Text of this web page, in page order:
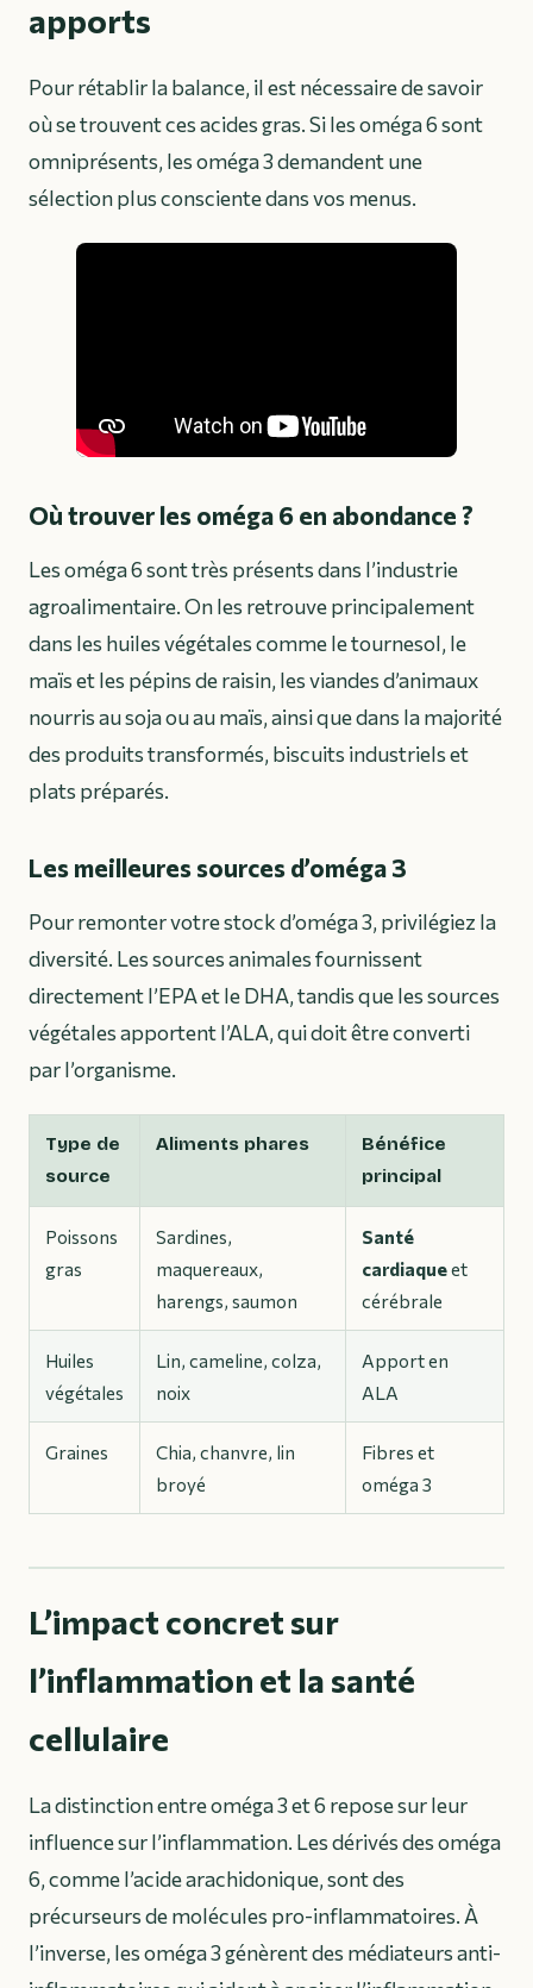
apports
Pour rétablir la balance, il est nécessaire de savoir
où se trouvent ces acides gras. Si les oméga 6 sont
omniprésents, les oméga 3 demandent une
sélection plus consciente dans vos menus.
Où trouver les oméga 6 en abondance ?
Les oméga 6 sont très présents dans l’industrie
agroalimentaire. On les retrouve principalement
dans les huiles végétales comme le tournesol, le
maïs et les pépins de raisin, les viandes d’animaux
nourris au soja ou au maïs, ainsi que dans la majorité
des produits transformés, biscuits industriels et
plats préparés.
Les meilleures sources d’oméga 3
Pour remonter votre stock d’oméga 3, privilégiez la
diversité. Les sources animales fournissent
directement l’EPA et le DHA, tandis que les sources
végétales apportent l’ALA, qui doit être converti
par l’organisme.
Type de
source
Aliments phares
Bénéfice
principal
Poissons
gras
Sardines,
maquereaux,
harengs, saumon
Santé
cardiaqueet
cérébrale
Huiles
végétales
Lin, cameline, colza,
noix
Apport en
ALA
Graines
Chia, chanvre, lin
broyé
Fibres et
oméga 3
L’impact concret sur
l’inflammation et la santé
cellulaire
La distinction entre oméga 3 et 6 repose sur leur
influence sur l’inflammation. Les dérivés des oméga
6, comme l’acide arachidonique, sont des
précurseurs de molécules pro-inflammatoires. À
l’inverse, les oméga 3 génèrent des médiateurs anti-